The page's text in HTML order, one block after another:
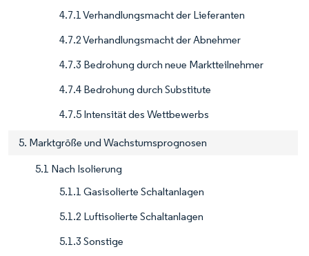
4.7.1 Verhandlungsmacht der Lieferanten
4.7.2 Verhandlungsmacht der Abnehmer
4.7.3 Bedrohung durch neue Marktteilnehmer
4.7.4 Bedrohung durch Substitute
4.7.5 Intensität des Wettbewerbs
5. Marktgröße und Wachstumsprognosen
5.1 Nach Isolierung
5.1.1 Gasisolierte Schaltanlagen
5.1.2 Luftisolierte Schaltanlagen
5.1.3 Sonstige